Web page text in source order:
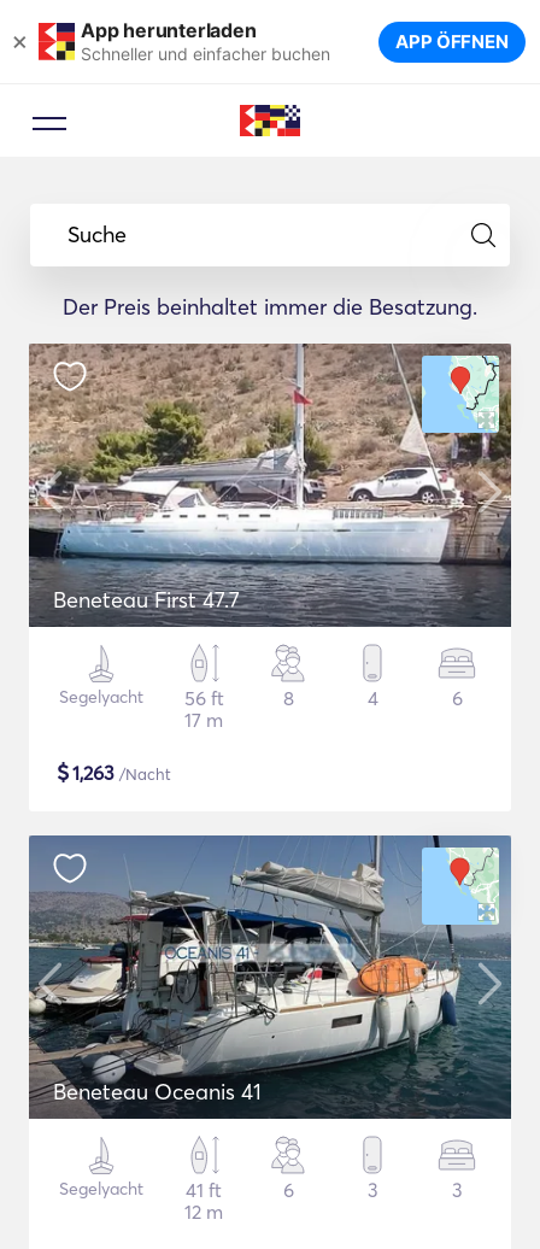
× App herunterladen
Schneller und einfacher buchen APP ÖFFNEN
Suche
Der Preis beinhaltet immer die Besatzung.
Beneteau First 47.7
Segelyacht
56 ft
17 m
8 4 6
$1,263 /Nacht
Beneteau Oceanis 41
Segelyacht
41 ft
12 m
6 3 3